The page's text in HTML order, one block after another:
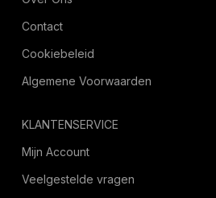
Contact
Cookiebeleid
Algemene Voorwaarden
KLANTENSERVICE
Mijn Account
Veelgestelde vragen